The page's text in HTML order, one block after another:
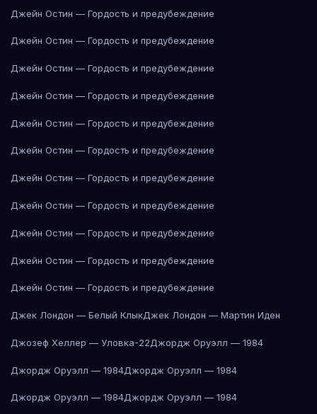
Джейн Остин — Гордость и предубеждение
Джейн Остин — Гордость и предубеждение
Джейн Остин — Гордость и предубеждение
Джейн Остин — Гордость и предубеждение
Джейн Остин — Гордость и предубеждение
Джейн Остин — Гордость и предубеждение
Джейн Остин — Гордость и предубеждение
Джейн Остин — Гордость и предубеждение
Джейн Остин — Гордость и предубеждение
Джейн Остин — Гордость и предубеждение
Джейн Остин — Гордость и предубеждение
Джек Лондон — Белый КлыкДжек Лондон — Мартин Иден
Джозеф Хеллер — Уловка-22Джордж Оруэлл — 1984
Джордж Оруэлл — 1984Джордж Оруэлл — 1984
Джордж Оруэлл — 1984Джордж Оруэлл — 1984